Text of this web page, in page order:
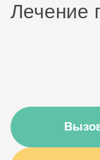
Лечение